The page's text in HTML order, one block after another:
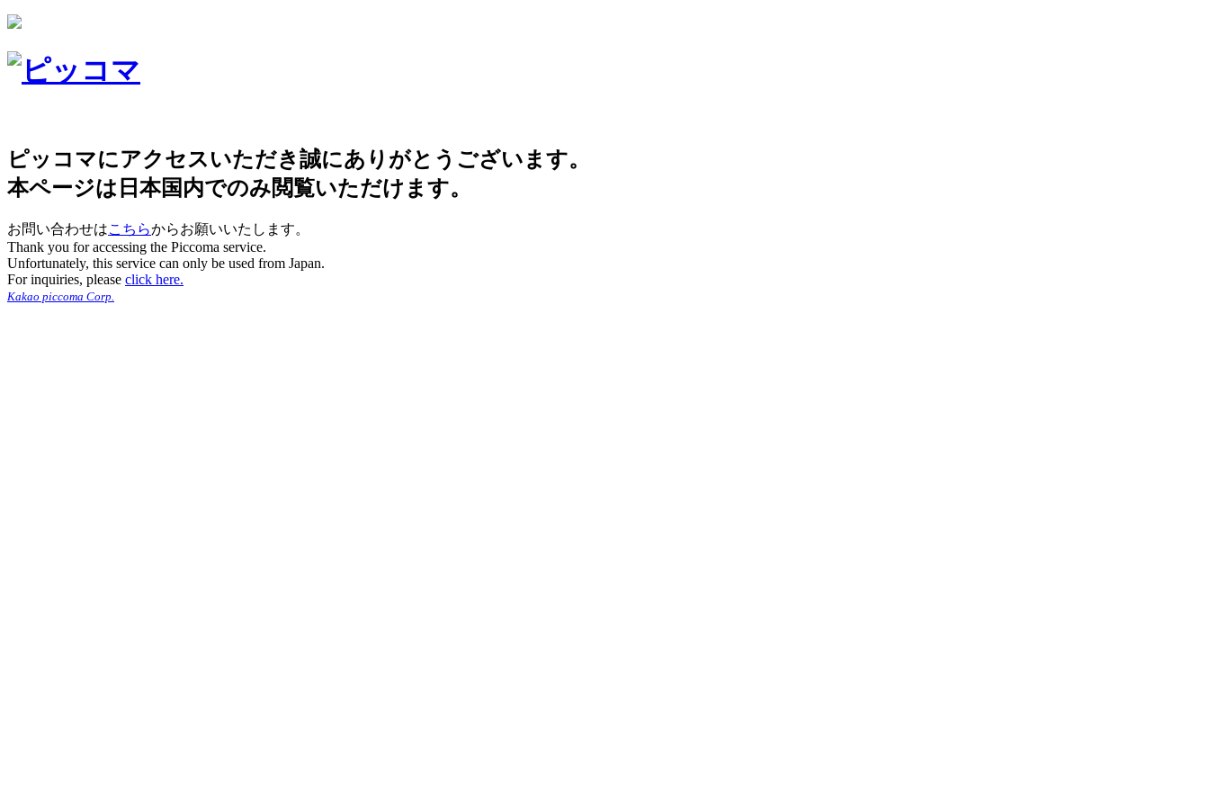
ピッコマにアクセスいただき誠にありがとうございます。
本ページは日本国内でのみ閲覧いただけます。
お問い合わせはこちらからお願いいたします。
Thank you for accessing the Piccoma service.
Unfortunately, this service can only be used from Japan.
For inquiries, please click here.
Kakao piccoma Corp.